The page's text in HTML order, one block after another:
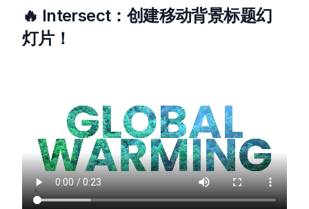
🔥 Intersect：创建移动背景标题幻
灯片！